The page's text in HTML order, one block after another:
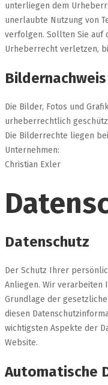
unterliegen dem
unerlaubte Nutzung von
verfolgen. Sollten Sie auf
Urheberrecht verletzen,
Bildernachweis
Die Bilder, Fotos und
urheberrechtlich
Die Bilderrechte liegen
Unternehmen:
Christian Exler
Datenschutz
Der Schutz Ihrer
Anliegen. Wir verarbeiten
Grundlage der
diesen
wichtigsten Aspekte der
Website.
Automatische